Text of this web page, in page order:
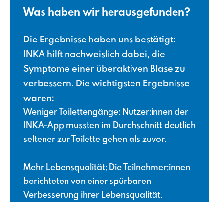
Was haben wir herausgefunden?
Die Ergebnisse haben uns bestätigt:
INKA hilft nachweislich dabei, die
Symptome einer überaktiven Blase zu
verbessern. Die wichtigsten Ergebnisse
waren:
Weniger Toilettengänge: Nutzer:innen der
INKA-App mussten im Durchschnitt deutlich
seltener zur Toilette gehen als zuvor.
Mehr Lebensqualität: Die Teilnehmer:innen
berichteten von einer spürbaren
Verbesserung ihrer Lebensqualität.